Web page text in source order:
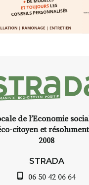
Programmée en
installation
avez ouvert une
Auzon…
de l’Economie
citoyen et
2008
STRADA
06 50 42 06 64